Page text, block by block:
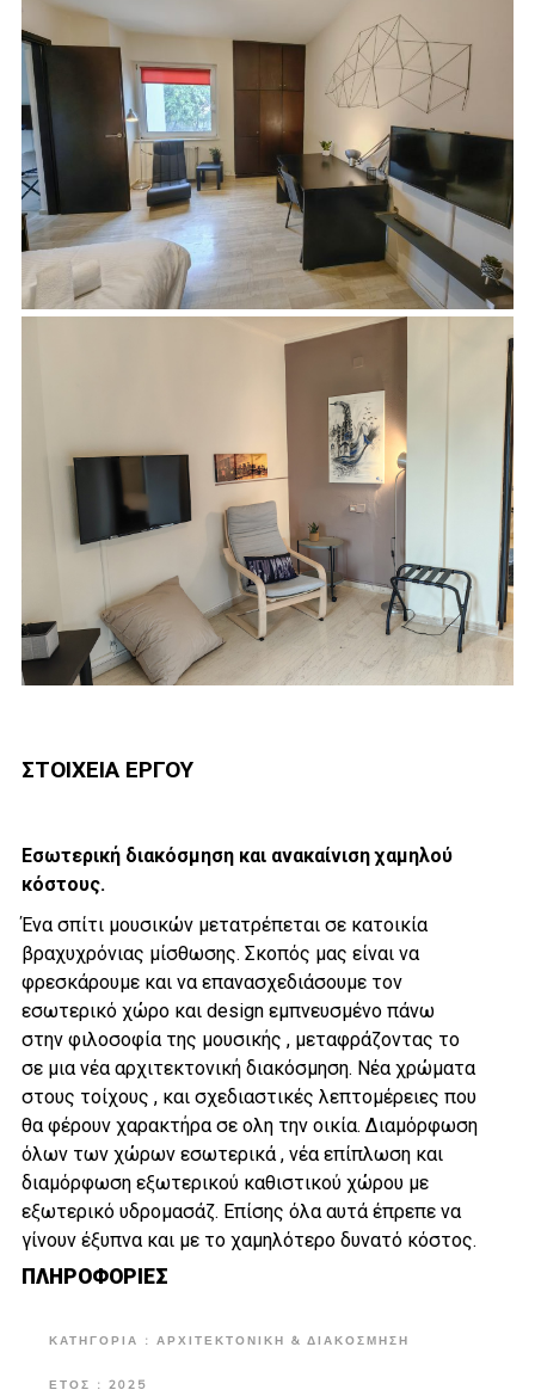
ΣΤΟΙΧΕΙΑ ΕΡΓΟΥ
Εσωτερική διακόσμηση και ανακαίνιση χαμηλού
κόστους.
Ένα σπίτι μουσικών μετατρέπεται σε κατοικία
βραχυχρόνιας μίσθωσης. Σκοπός μας είναι να
φρεσκάρουμε και να επανασχεδιάσουμε τον
εσωτερικό χώρο και design εμπνευσμένο πάνω
στην φιλοσοφία της μουσικής , μεταφράζοντας το
σε μια νέα αρχιτεκτονική διακόσμηση. Νέα χρώματα
στους τοίχους , και σχεδιαστικές λεπτομέρειες που
θα φέρουν χαρακτήρα σε ολη την οικία. Διαμόρφωση
όλων των χώρων εσωτερικά , νέα επίπλωση και
διαμόρφωση εξωτερικού καθιστικού χώρου με
εξωτερικό υδρομασάζ. Επίσης όλα αυτά έπρεπε να
γίνουν έξυπνα και με το χαμηλότερο δυνατό κόστος.
ΠΛΗΡΟΦΟΡΙΕΣ
ΚΑΤΗΓΟΡΙΑ : ΑΡΧΙΤΕΚΤΟΝΙΚΗ & ΔΙΑΚΌΣΜΗΣΗ
ΕΤΟΣ : 2025